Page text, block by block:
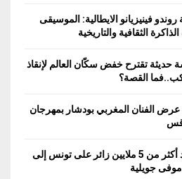
فينيزيانو الايطالية: الموسيقى
الذاكرة الثقافية والتاريخية
حديثة تقترح خفض سكّان العالم لإنقاذ
القصة؟
عرض الفنان المغربي بودشار بمهرجان
توافد أكثر من 5 ملايين زائر على تونس إلى
موفى جويلية